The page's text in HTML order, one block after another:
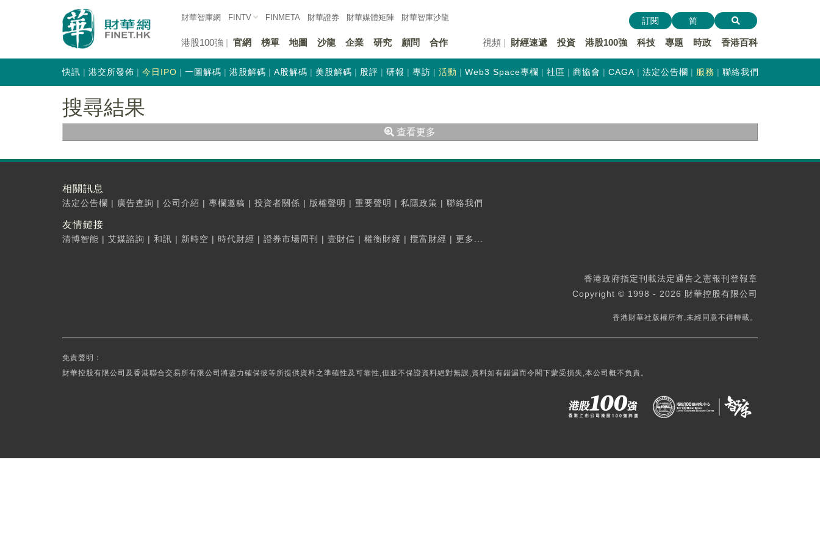
財華智庫網 FINTV FINMETA 財華證券 財華媒體矩陣 財華智庫沙龍
港股100強 官網 榜單 地圖 沙龍 企業 研究 顧問 合作 視頻 財經速遞 投資 港股100強 科技 專題 時政 香港百科
訂閱 简
快訊 港交所發佈 今日IPO 一圖解碼 港股解碼 A股解碼 美股解碼 股評 研報 專訪 活動 Web3 Space專欄 社區 商協會 CAGA 法定公告欄 服務 聯絡我們
搜尋結果
查看更多
相關訊息
法定公告欄 | 廣告查詢 | 公司介紹 | 專欄邀稿 | 投資者關係 | 版權聲明 | 重要聲明 | 私隱政策 | 聯絡我們
友情鏈接
清博智能 | 艾媒諮詢 | 和訊 | 新時空 | 時代財經 | 證券市場周刊 | 壹財信 | 權衡財經 | 攬富財經 | 更多...
香港政府指定刊載法定通告之憲報刊登報章
Copyright © 1998 - 2026 財華控股有限公司
香港財華社版權所有,未經同意不得轉載。
免責聲明：
財華控股有限公司及香港聯合交易所有限公司將盡力確保彼等所提供資料之準確性及可靠性,但並不保證資料絕對無誤,資料如有錯漏而令閣下蒙受損失,本公司概不負責。